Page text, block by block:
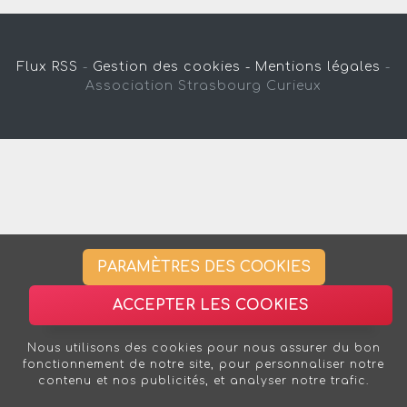
Flux RSS - Gestion des cookies - Mentions légales -
Association Strasbourg Curieux
PARAMÈTRES DES COOKIES
ACCEPTER LES COOKIES
Nous utilisons des cookies pour nous assurer du bon
fonctionnement de notre site, pour personnaliser notre
contenu et nos publicités, et analyser notre trafic.